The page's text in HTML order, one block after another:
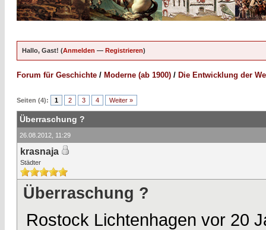
Hallo, Gast! (Anmelden — Registrieren)
Forum für Geschichte / Moderne (ab 1900) / Die Entwicklung der
Seiten (4): 1 2 3 4 Weiter »
Überraschung ?
26.08.2012, 11:29
krasnaja
Städter
Überraschung ?
Rostock Lichtenhagen vor 20